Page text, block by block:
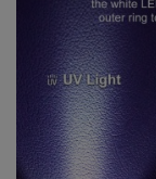
vous
apporter
les
nécessaires
à
vos
travaux.